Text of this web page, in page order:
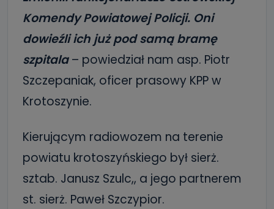
Komendy Powiatowej Policji. Oni
dowieźli ich już pod samą bramę
szpitala– powiedział nam asp. Piotr
Szczepaniak, oficer prasowy KPP w
Krotoszynie.
Kierującym radiowozem na terenie
powiatu krotoszyńskiego był sierż.
sztab. Janusz Szulc,, a jego partnerem
st. sierż. Paweł Szczypior.